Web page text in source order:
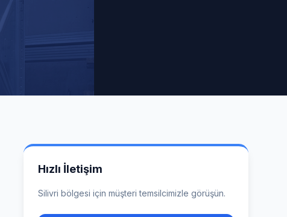
Hızlı İletişim
Silivri bölgesi için müşteri temsilcimizle görüşün.